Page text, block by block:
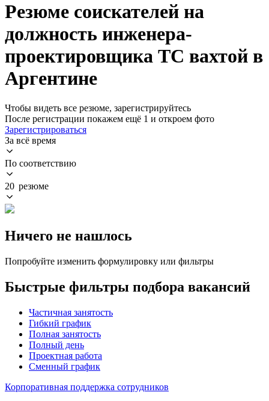
Резюме соискателей на
должность инженера-
проектировщика ТС вахтой в
Аргентине
Чтобы видеть все резюме, зарегистрируйтесь
После регистрации покажем ещё 1 и откроем фото
Зарегистрироваться
За всё время
По соответствию
20 резюме
Ничего не нашлось
Попробуйте изменить формулировку или фильтры
Быстрые фильтры подбора вакансий
Частичная занятость
Гибкий график
Полная занятость
Полный день
Проектная работа
Сменный график
Корпоративная поддержка сотрудников